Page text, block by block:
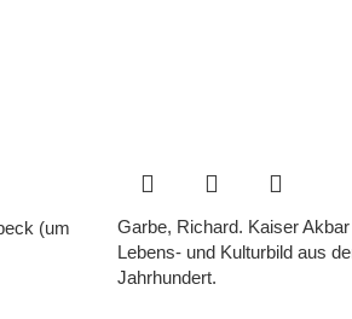
(um
Garbe, Richard. Kaiser
Lebens- und Kulturbild aus
Jahrhundert.